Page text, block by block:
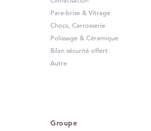
Pare-brise & Vitrage
Chocs, Carrosserie
Polissage & Céramique
Bilan sécurité offert
Autre
Groupe